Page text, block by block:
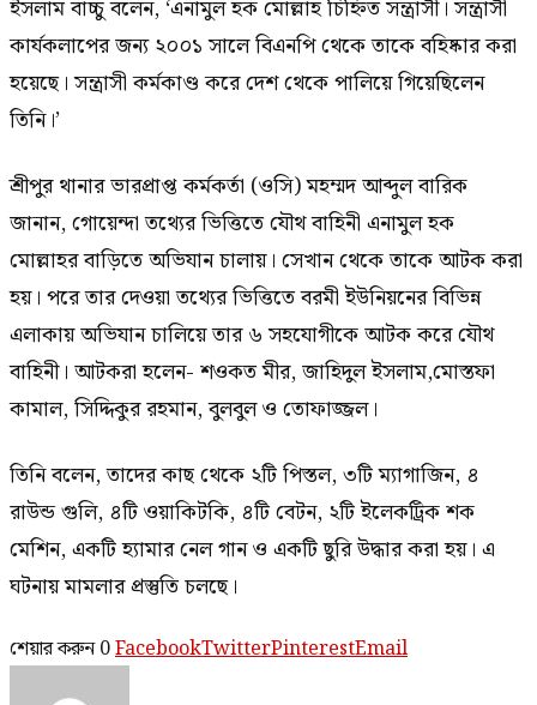
ইসলাম বাচ্চু বলেন, ‘এনামুল হক মোল্লাহ চিহ্নিত সন্ত্রাসী। সন্ত্রাসী
কার্যকলাপের জন্য ২০০১ সালে বিএনপি থেকে তাকে বহিষ্কার করা
হয়েছে। সন্ত্রাসী কর্মকাণ্ড করে দেশ থেকে পালিয়ে গিয়েছিলেন
তিনি।’
শ্রীপুর থানার ভারপ্রাপ্ত কর্মকর্তা (ওসি) মহম্মদ আব্দুল বারিক
জানান, গোয়েন্দা তথ্যের ভিত্তিতে যৌথ বাহিনী এনামুল হক
মোল্লাহর বাড়িতে অভিযান চালায়। সেখান থেকে তাকে আটক করা
হয়। পরে তার দেওয়া তথ্যের ভিত্তিতে বরমী ইউনিয়নের বিভিন্ন
এলাকায় অভিযান চালিয়ে তার ৬ সহযোগীকে আটক করে যৌথ
বাহিনী। আটকরা হলেন- শওকত মীর, জাহিদুল ইসলাম,মোস্তফা
কামাল, সিদ্দিকুর রহমান, বুলবুল ও তোফাজ্জল।
তিনি বলেন, তাদের কাছ থেকে ২টি পিস্তল, ৩টি ম্যাগাজিন, ৪
রাউন্ড গুলি, ৪টি ওয়াকিটকি, ৪টি বেটন, ২টি ইলেকট্রিক শক
মেশিন, একটি হ্যামার নেল গান ও একটি ছুরি উদ্ধার করা হয়। এ
ঘটনায় মামলার প্রস্তুতি চলছে।
শেয়ার করুন 0FacebookTwitterPinterestEmail